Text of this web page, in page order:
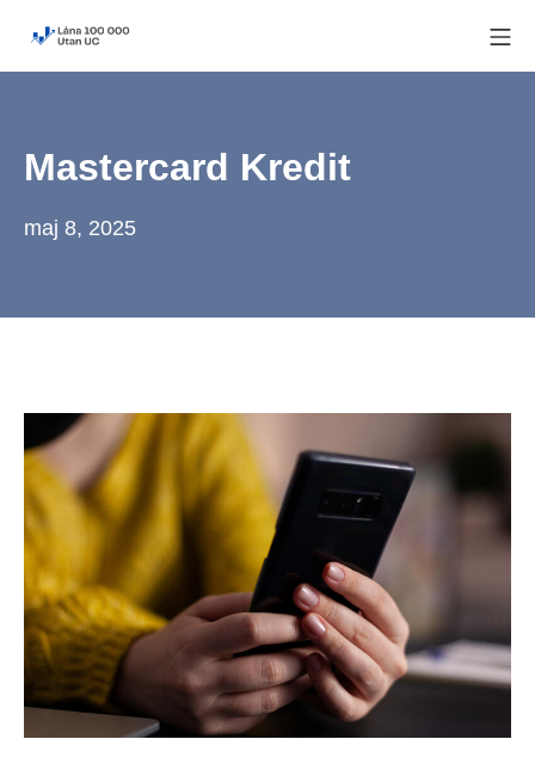
Låna 100 000 utan UC
Mastercard Kredit
maj 8, 2025